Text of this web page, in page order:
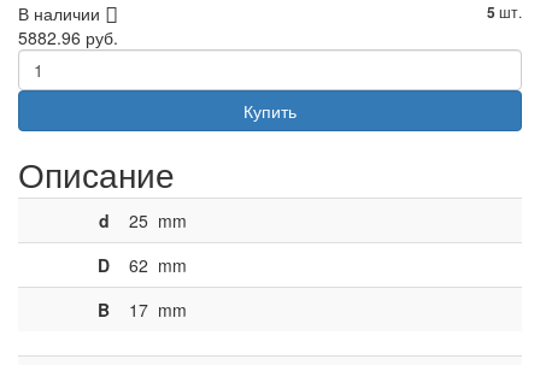
В наличии
5 шт.
5882.96 руб.
Купить
Описание
d 25 mm
D
62 mm
B
17 mm